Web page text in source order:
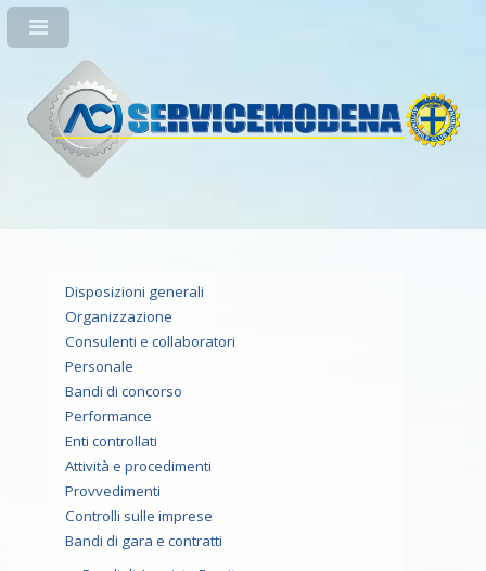
Disposizioni generali
Organizzazione
Consulenti e collaboratori
Personale
Bandi di concorso
Performance
Enti controllati
Attività e procedimenti
Provvedimenti
Controlli sulle imprese
Bandi di gara e contratti